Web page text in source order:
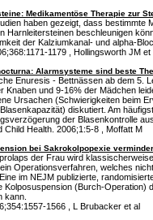
Medikamentöse Therapie zur
haben gezeigt, dass bestimmte
Harnleitersteinen beschleunigen
der Kalziumkanal- und alpha-
1179 , Hollingsworth JM et
Alarmsysteme sind beste
Enuresis - Bettnässen ab dem 5.
Knaben und 9-16% der Mädchen
Ursachen (Schwierigkeiten beim
diskutiert. Am
der Blasenkontrolle
Child Health. 2006;1:5-8 , Moffatt M
bei Sakrokolpopexie
der Frau wird
Operationsverfahren, welches
im NEJM publizierte,
Kolposuspension (Burch-Operation)
kann.
1566 , L Brubacker et al